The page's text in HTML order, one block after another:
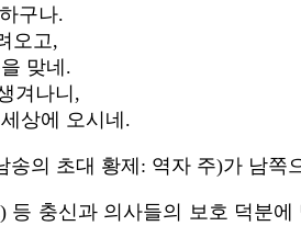
구나.
오고,
맞네.
겨나니,
상에 오시네.
송의 초대 황제: 역자 주)가 남
충신과 의사들의 보호 덕분